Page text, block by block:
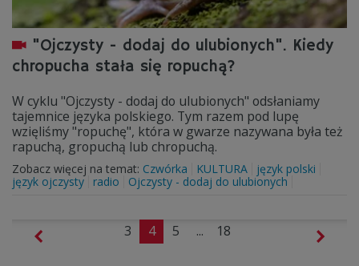
"Ojczysty - dodaj do ulubionych". Kiedy
chropucha stała się ropuchą?
W cyklu "Ojczysty - dodaj do ulubionych" odsłaniamy
tajemnice języka polskiego. Tym razem pod lupę
wzięliśmy "ropuchę", która w gwarze nazywana była też
rapuchą, gropuchą lub chropuchą.
Zobacz więcej na temat: Czwórka KULTURA
język polski
język ojczysty
radio Ojczysty - dodaj do ulubionych
3 4 5 ... 18